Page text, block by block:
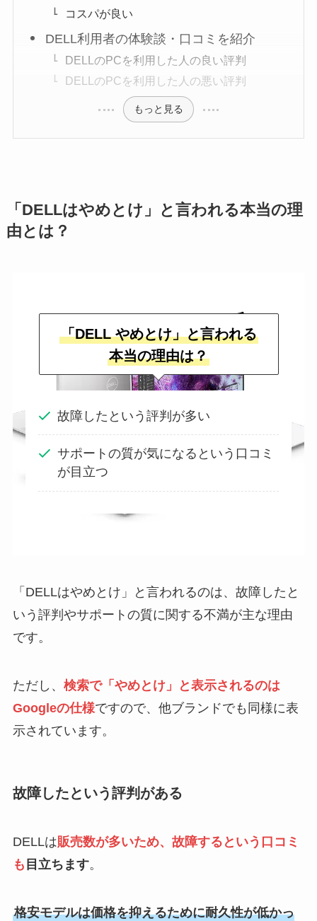
コスパが良い
DELL利用者の体験談・口コミを紹介
DELLのPCを利用した人の良い評判
DELLのPCを利用した人の悪い評判
もっと見る
「DELLはやめとけ」と言われる本当の理
由とは？
「DELL やめとけ」と言われる
本当の理由は？
故障したという評判が多い
サポートの質が気になるという口コミ
が目立つ
「DELLはやめとけ」と言われるのは、故障したと
いう評判やサポートの質に関する不満が主な理由
です。
ただし、 検索で「やめとけ」と表示されるのは
Googleの仕様ですので、他ブランドでも同様に表
示されています。
故障したという評判がある
DELLは販売数が多いため、故障するという口コミ
も 目立ちます。
格安モデルは価格を抑えるために耐久性が低かっ